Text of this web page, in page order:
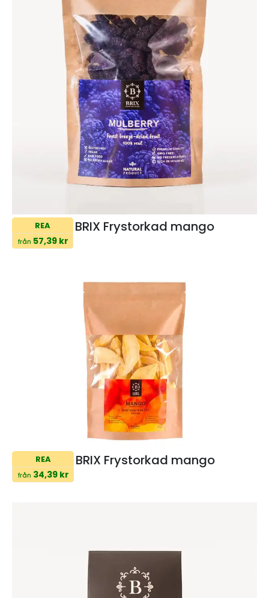
REA
från 57,39 kr
BRIX Frystorkad mango
REA
från 34,39 kr
BRIX Frystorkad mango